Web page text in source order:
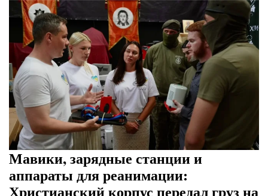
Мавики, зарядные станции и
аппараты для реанимации:
Христианский корпус передал груз на